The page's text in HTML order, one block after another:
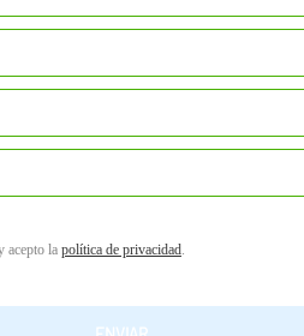
acepto la política de privacidad.